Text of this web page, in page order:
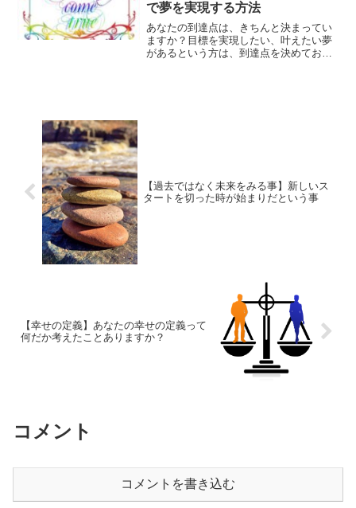
で夢を実現する方法
あなたの到達点は、きちんと決まってい
ますか？目標を実現したい、叶えたい夢
があるという方は、到達点を決めておく
【過去ではなく未来をみる事】新しいス
タートを切った時が始まりだという事
【幸せの定義】あなたの幸せの定義って
何だか考えたことありますか？
コメント
コメントを書き込む